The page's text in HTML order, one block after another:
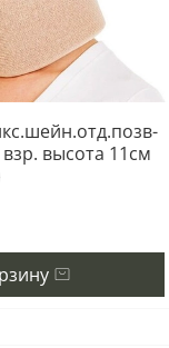
высота 11см